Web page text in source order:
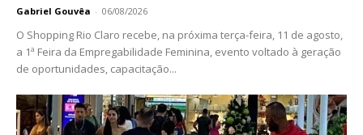
Gabriel Gouvêa - 06/08/2026
O Shopping Rio Claro recebe, na próxima terça-feira, 11 de agosto,
a 1ª Feira da Empregabilidade Feminina, evento voltado à geração
de oportunidades, capacitação...